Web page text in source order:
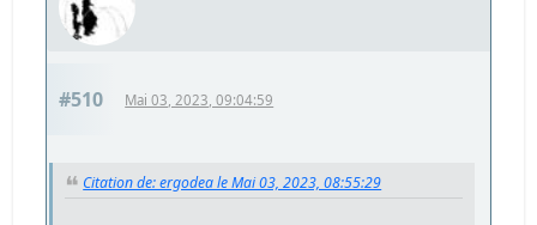
#510 Mai 03, 2023, 09:04:59
Citation de: ergodea le Mai 03, 2023, 08:55:29